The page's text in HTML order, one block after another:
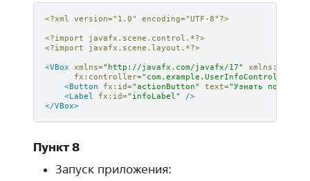
<?xml version="1.0" encoding="UTF-8"?>
<?import javafx.scene.control.*?>
<?import javafx.scene.layout.*?>
<VBox xmlns="http://javafx.com/javafx/17" xmlns:fx=
fx:controller="com.example.UserInfoController"
<Button
fx:id="actionButton" text="Узнать
<Label
fx:id="infoLabel"
/>
</VBox>
Пункт 8
Запуск приложения: